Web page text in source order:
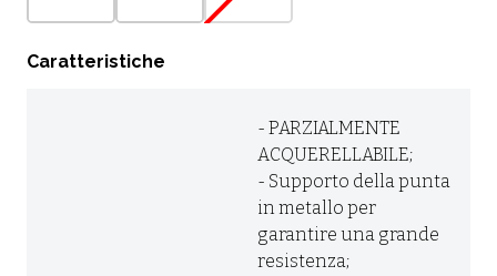
Caratteristiche
- PARZIALMENTE
ACQUERELLABILE;
- Supporto della punta
in metallo per
garantire una grande
resistenza;